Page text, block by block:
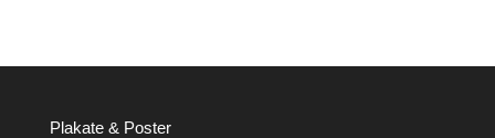
Plakate & Poster